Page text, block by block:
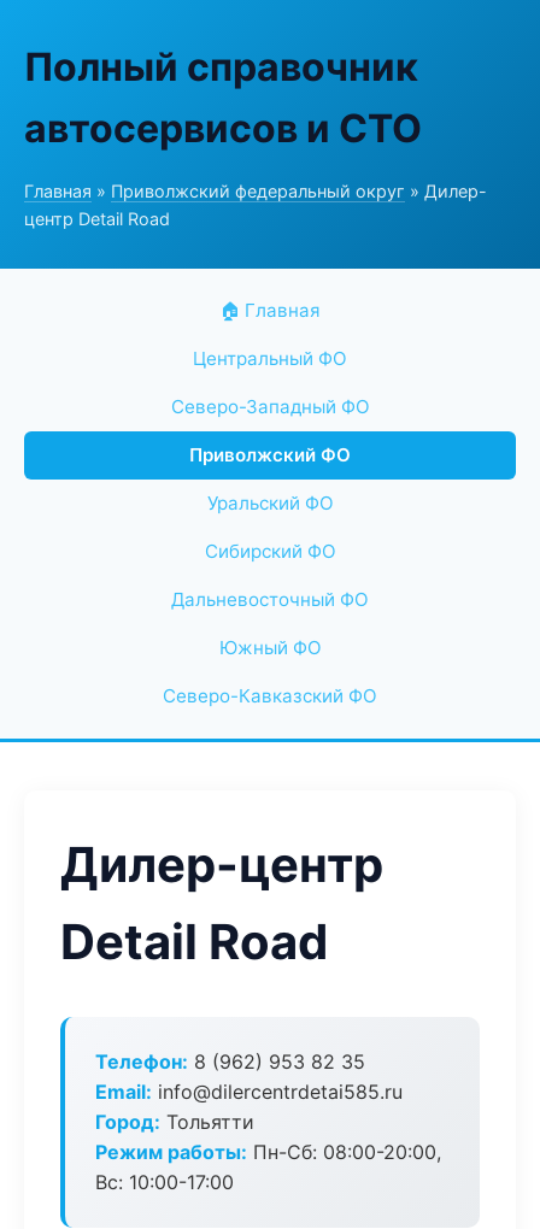
Полный справочник
автосервисов и СТО
Главная » Приволжский федеральный округ » Дилер-
центр Detail Road
🏠 Главная
Центральный ФО
Северо-Западный ФО
Приволжский ФО
Уральский ФО
Сибирский ФО
Дальневосточный ФО
Южный ФО
Северо-Кавказский ФО
Дилер-центр
Detail Road
Телефон: 8 (962) 953 82 35
Email: info@dilercentrdetai585.ru
Город: Тольятти
Режим работы: Пн-Сб: 08:00-20:00,
Вс: 10:00-17:00